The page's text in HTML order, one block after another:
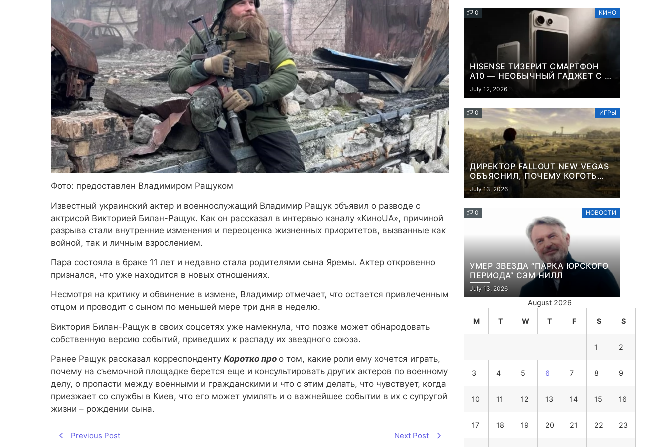
Фото: предоставлен Владимиром Ращуком
Известный украинский актер и военнослужащий Владимир Ращук объявил о разводе с
актрисой Викторией Билан-Ращук. Как он рассказал в интервью каналу «КиноUA», причиной
разрыва стали внутренние изменения и переоценка жизненных приоритетов, вызванные как
войной, так и личным взрослением.
Пара состояла в браке 11 лет и недавно стала родителями сына Яремы. Актер откровенно
признался, что уже находится в новых отношениях.
Несмотря на критику и обвинение в измене, Владимир отмечает, что остается привлеченным
отцом и проводит с сыном по меньшей мере три дня в неделю.
Виктория Билан-Ращук в своих соцсетях уже намекнула, что позже может обнародовать
собственную версию событий, приведших к распаду их звездного союза.
Ранее Ращук рассказал корреспонденту Коротко про о том, какие роли ему хочется играть,
почему на съемочной площадке берется еще и консультировать других актеров по военному
делу, о пропасти между военными и гражданскими и что с этим делать, что чувствует, когда
приезжает со службы в Киев, что его может умилять и о важнейшее событии в их с супругой
жизни – рождении сына.
Previous Post Next Post
0 КИНО
HISENSE ТИЗЕРИТ СМАРТФОН
A10 — НЕОБЫЧНЫЙ ГАДЖЕТ С E-
INK-ЭКРАНОМ И СЪЕМНОЙ LCD-
ПАНЕЛЬЮ ДЛЯ ЦВЕТНОГО
July 12, 2026
0 ИГРЫ
ДИРЕКТОР FALLOUT NEW VEGAS
ОБЪЯСНИЛ, ПОЧЕМУ КОГОТЬ
СМЕРТИ У КАРЬЕРА НАМЕРЕННО
СНОСИТ ВАМ ГОЛОВУ
July 13, 2026
0 НОВОСТИ
УМЕР ЗВЕЗДА “ПАРКА ЮРСКОГО
ПЕРИОДА” СЭМ НИЛЛ
July 13, 2026
August 2026
M T W T F S S
1 2
3 4 5 6 7 8 9
10 11 12 13 14 15 16
17 18 19 20 21 22 23